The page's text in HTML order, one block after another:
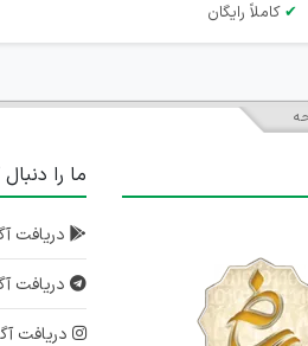
✔ کاملاً رایگان
ما را
دریافت
دریافت
دریافت